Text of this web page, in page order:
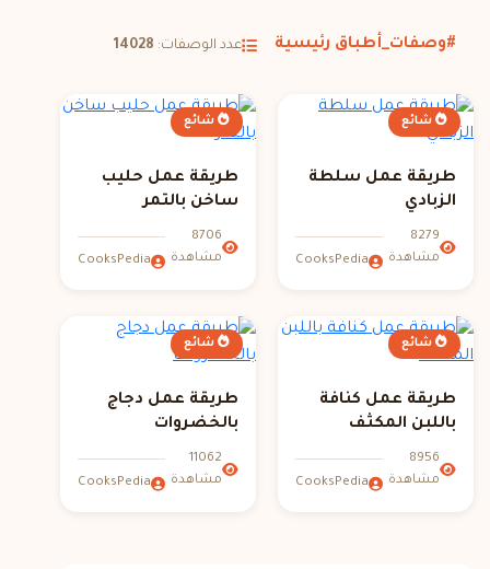
#وصفات_أطباق رئيسية عدد الوصفات: 14028
شائع
طريقة عمل سلطة
الزبادي
8279
مشاهدة
CooksPedia
شائع
طريقة عمل حليب
ساخن بالتمر
8706
مشاهدة
CooksPedia
شائع
طريقة عمل كنافة
باللبن المكثف
8956
مشاهدة
CooksPedia
شائع
طريقة عمل دجاج
بالخضروات
11062
مشاهدة
CooksPedia